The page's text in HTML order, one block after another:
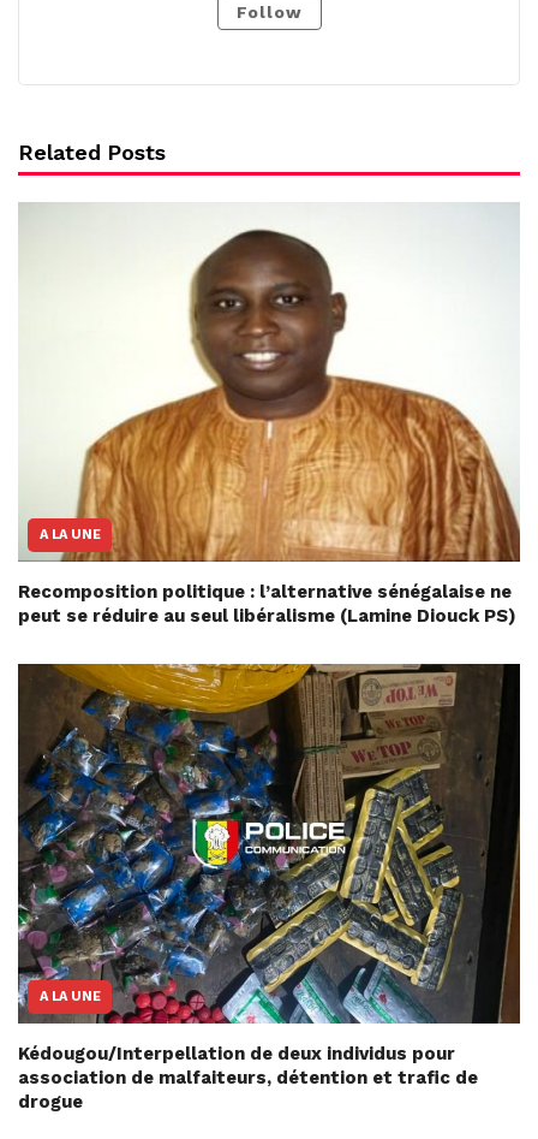
Follow
Related Posts
A LA UNE
Recomposition politique : l’alternative sénégalaise ne
peut se réduire au seul libéralisme (Lamine Diouck PS)
A LA UNE
Kédougou/Interpellation de deux individus pour
association de malfaiteurs, détention et trafic de
drogue